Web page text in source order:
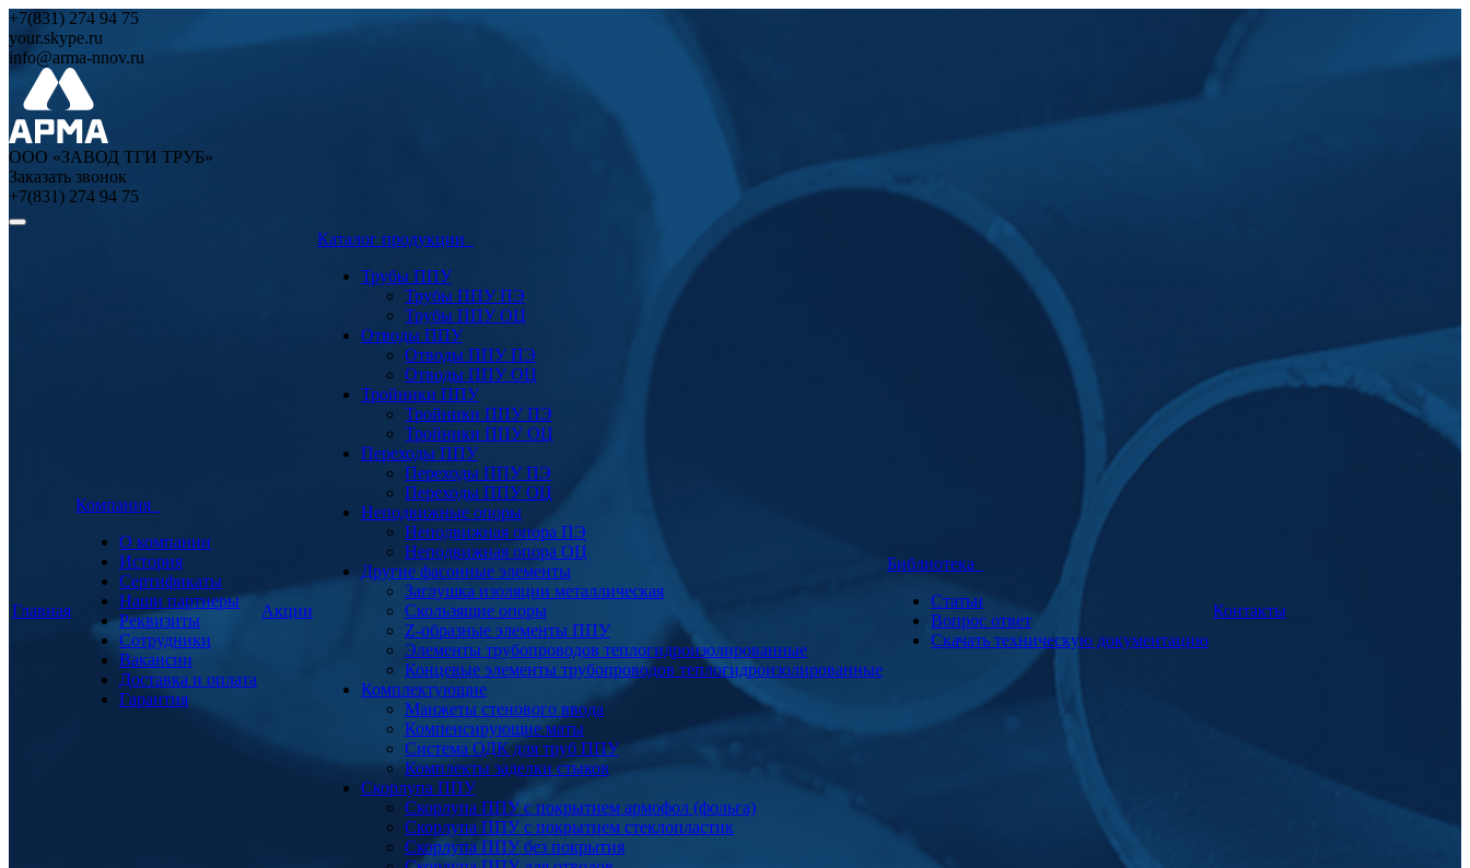
+7(831) 274 94 75
your.skype.ru
info@arma-nnov.ru
ООО «ЗАВОД ТГИ ТРУБ»
Заказать звонок
+7(831) 274 94 75
Главная
Компания
О компании
История
Сертификаты
Наши партнеры
Реквизиты
Сотрудники
Вакансии
Доставка и оплата
Гарантия
Акции
Каталог продукции
Трубы ППУ
Трубы ППУ ПЭ
Трубы ППУ ОЦ
Отводы ППУ
Отводы ППУ ПЭ
Отводы ППУ ОЦ
Тройники ППУ
Тройники ППУ ПЭ
Тройники ППУ ОЦ
Переходы ППУ
Переходы ППУ ПЭ
Переходы ППУ ОЦ
Неподвижные опоры
Неподвижная опора ПЭ
Неподвижная опора ОЦ
Другие фасонные элементы
Заглушка изоляции металлическая
Скользящие опоры
Z-образные элементы ППУ
Элементы трубопроводов теплогидроизолированные
Концевые элементы трубопроводов теплогидроизолированные
Комплектующие
Манжеты стенового ввода
Компенсирующие маты
Система ОДК для труб ППУ
Комплекты заделки стыков
Скорлупа ППУ
Скорлупа ППУ с покрытием армофол (фольга)
Скорлупа ППУ с покрытием стеклопластик
Скорлупа ППУ без покрытия
Библиотека
Статьи
Вопрос ответ
Скачать техническую документацию
Контакты